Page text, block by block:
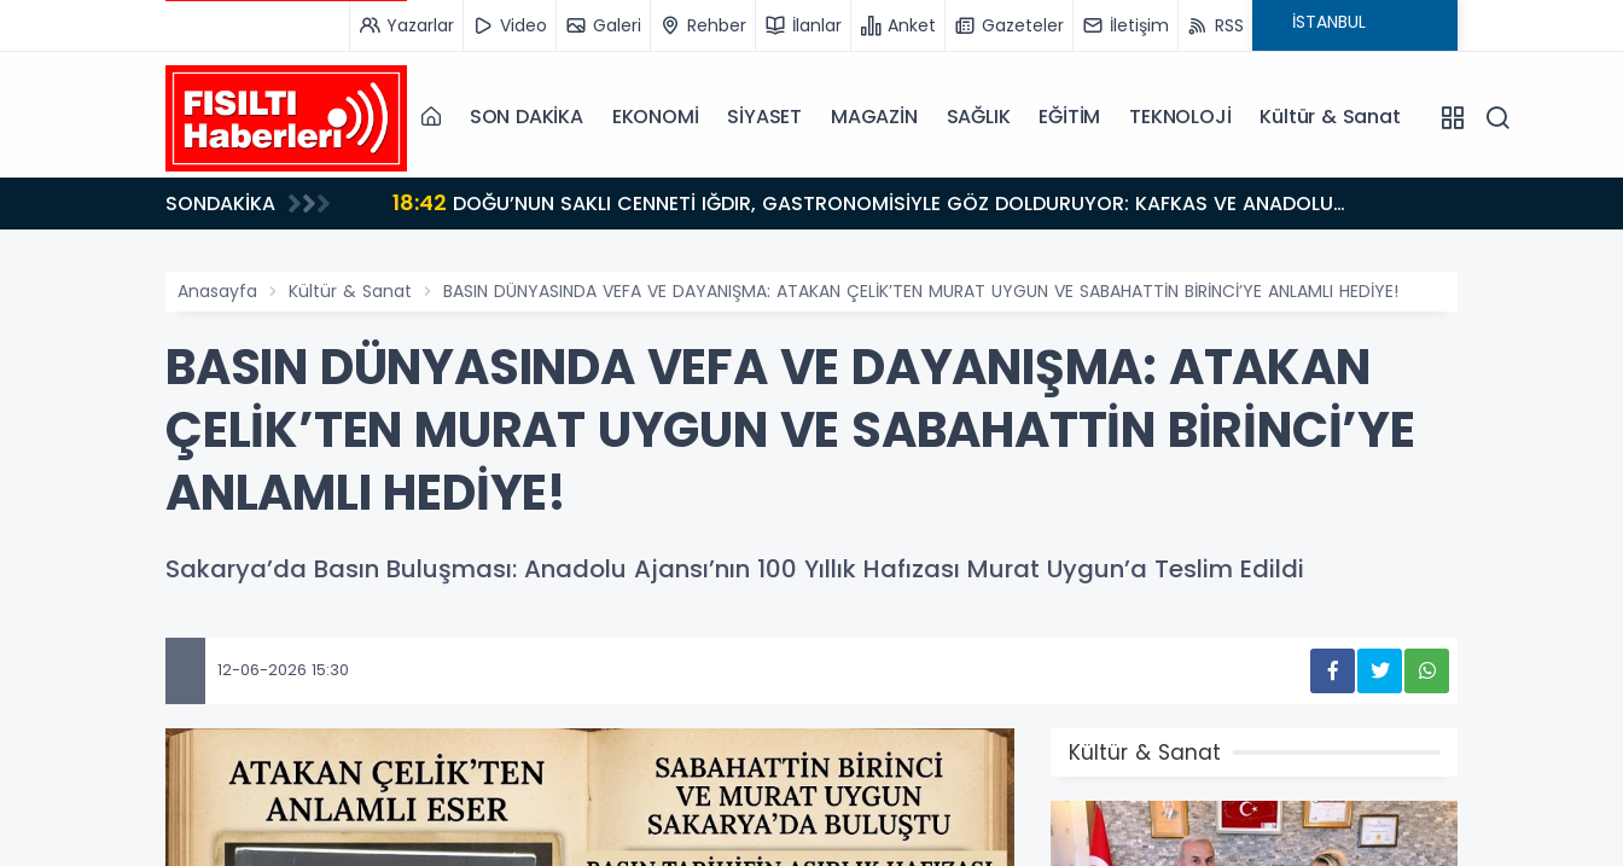
Yazarlar Video Galeri Rehber İlanlar Anket Gazeteler İletişim RSS
SON DAKİKA EKONOMİ SİYASET MAGAZİN SAĞLIK EĞİTİM TEKNOLOJİ Kültür & Sanat
SONDAKİKA 18:42
KÜLTÜRÜNÜN BULUŞMA NOKTASI
Anasayfa Kültür & Sanat BASIN DÜNYASINDA VEFA VE DAYANIŞMA: ATAKAN ÇELİK’TEN MURAT UYGUN VE SABAHATTİN BİRİNCİ’YE ANLAMLI HEDİYE!
BASIN DÜNYASINDA VEFA VE DAYANIŞMA: ATAKAN
ÇELİK’TEN MURAT UYGUN VE SABAHATTİN BİRİNCİ’YE
ANLAMLI HEDİYE!
Sakarya’da Basın Buluşması: Anadolu Ajansı’nın 100 Yıllık Hafızası Murat Uygun’a Teslim Edildi
12-06-2026 15:30
Kültür & Sanat